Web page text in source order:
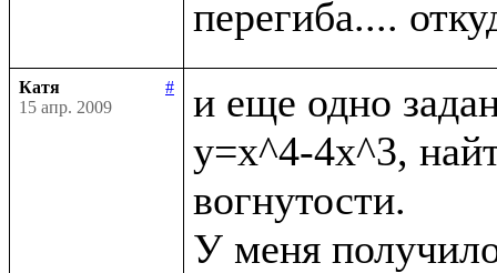
Катя
#
15 апр. 2009
и еще одно
y=x^4-4x^3,
вогнутости.
У меня